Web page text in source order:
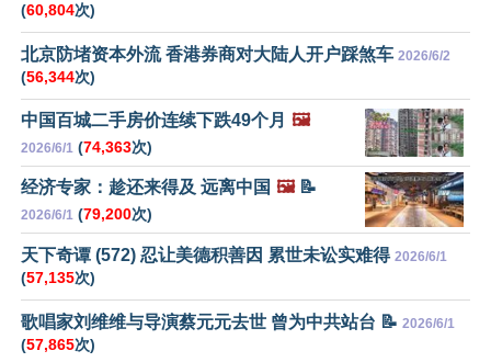
(60,804次)
北京防堵资本外流 香港券商对大陆人开户踩煞车 2026/6/2
(56,344次)
中国百城二手房价连续下跌49个月 🖼️
2026/6/1 (74,363次)
经济专家：趁还来得及 远离中国 🖼️📝
2026/6/1 (79,200次)
天下奇谭 (572) 忍让美德积善因 累世未讼实难得 2026/6/1
(57,135次)
歌唱家刘维维与导演蔡元元去世 曾为中共站台 📝 2026/6/1
(57,865次)